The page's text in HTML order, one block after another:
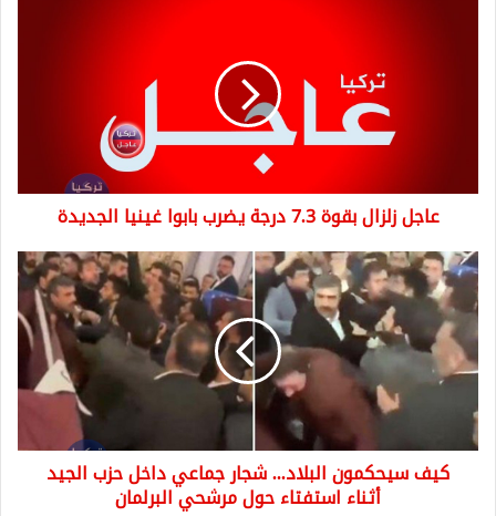
الجديدة
عاجل زلزال بقوة 7.3 درجة يضرب بابوا غينيا الجديدة
كيف
سيحكمون
البلاد...
شجار
جماعي
داخل
الجيد
أثناء
استفتاءكيف سيحكمون البلاد... شجار جماعي داخل حزب الجيد
أثناء استفتاء حول مرشحي البرلمان